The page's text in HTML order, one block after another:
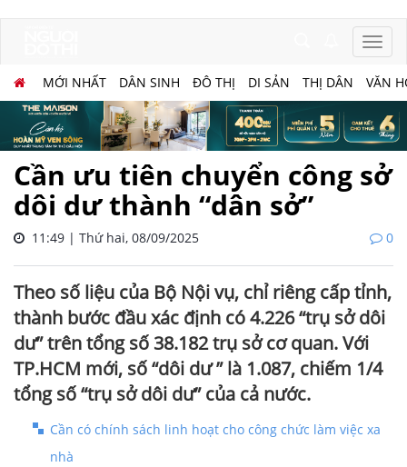
MỚI NHẤT DÂN SINH ĐÔ THỊ DI SẢN THỊ DÂN VĂN
Cần ưu tiên chuyển công sở
dôi dư thành “dân sở”
11:49 | Thứ hai, 08/09/2025 0
Theo số liệu của Bộ Nội vụ, chỉ riêng cấp tỉnh,
thành bước đầu xác định có 4.226 “trụ sở dôi
dư” trên tổng số 38.182 trụ sở cơ quan. Với
TP.HCM mới, số “dôi dư ” là 1.087, chiếm 1/4
tổng số “trụ sở dôi dư” của cả nước.
Cần có chính sách linh hoạt cho công chức làm việc xa
nhà